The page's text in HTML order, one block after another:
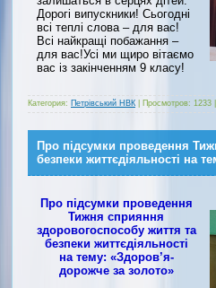
Дорогі випускники! Сьогодні
всі теплі слова – для вас!
Всі найкращі побажання –
для вас!Усі ми щиро вітаємо
вас із закінченням 9 класу!
Категория: Петрівський НВК Просмотров: 1233
Про підсумки проведення
безпеки життєдіяльності на
Про підсумки проведення
Тижня сприяння
здоровогоспособу життя та
безпеки життєдіяльності
на тему: «Здоров’я-
дорожче за золото»